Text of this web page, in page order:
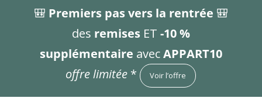
🎒 Premiers pas vers la rentrée 🎒
des remisesET -10 %
supplémentaire avecAPPART10
offre limitée * Voir l’offre